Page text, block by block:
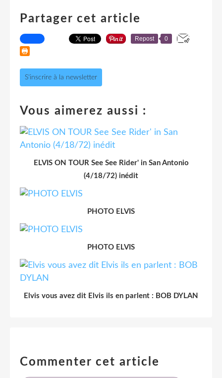
Partager cet article
Repost 0
S'inscrire à la newsletter
Vous aimerez aussi :
ELVIS ON TOUR See See Rider' in San Antonio
(4/18/72) inédit
PHOTO ELVIS
PHOTO ELVIS
Elvis vous avez dit Elvis ils en parlent : BOB DYLAN
Commenter cet article